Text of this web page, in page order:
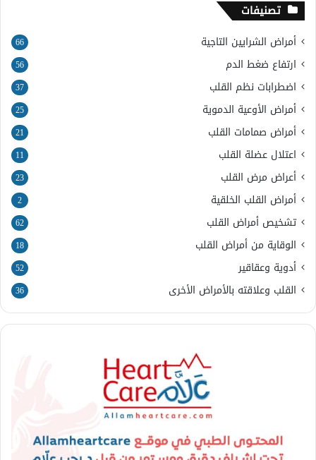
تصنيفات
أمراض الشرايين التاجية 66
ارتفاع ضغط الدم 56
اضطرابات نظم القلب 37
أمراض الأوعية الدموية 25
أمراض صمامات القلب 21
اعتلال عضلة القلب 11
أعراض مرض القلب 23
أمراض القلب الخلقية 2
تشخيص أمراض القلب 62
الوقاية من أمراض القلب 18
أدوية وعقاقير 52
القلب وعلاقته بالأمراض الأخرى 36